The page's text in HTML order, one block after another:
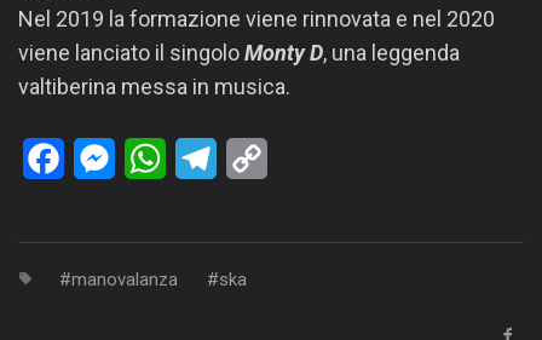
Nel 2019 la formazione viene rinnovata e nel 2020
viene lanciato il singoloMonty D, una leggenda
valtiberina messa in musica.
FacebookMessengerWhatsAppTelegram
manovalanza ska